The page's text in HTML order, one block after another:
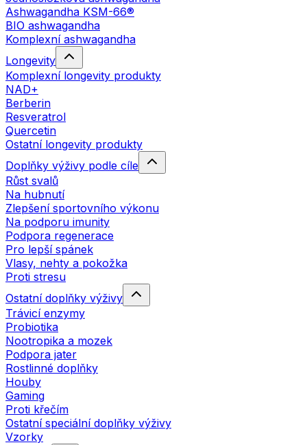
Ashwagandha KSM-66®
BIO ashwagandha
Komplexní ashwagandha
Longevity
Komplexní longevity produkty
NAD+
Berberin
Resveratrol
Quercetin
Ostatní longevity produkty
Doplňky výživy podle cíle
Růst svalů
Na hubnutí
Zlepšení sportovního výkonu
Na podporu imunity
Podpora regenerace
Pro lepší spánek
Vlasy, nehty a pokožka
Proti stresu
Ostatní doplňky výživy
Trávicí enzymy
Probiotika
Nootropika a mozek
Podpora jater
Rostlinné doplňky
Houby
Gaming
Proti křečím
Ostatní speciální doplňky výživy
Vzorky